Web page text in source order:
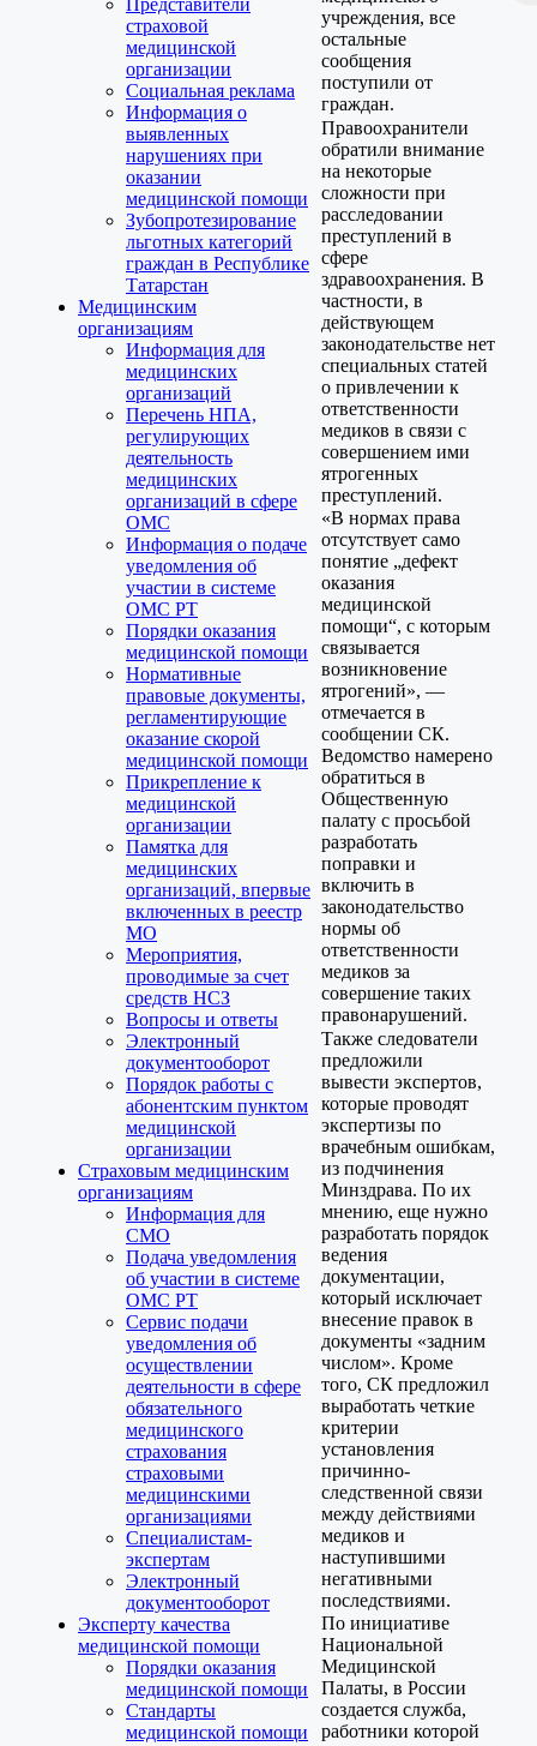
Представители
страховой
медицинской
организации
Социальная реклама
Информация о
выявленных
нарушениях при
оказании
медицинской помощи
Зубопротезирование
льготных категорий
граждан в Республике
Татарстан
Медицинским
организациям
Информация для
медицинских
организаций
Перечень НПА,
регулирующих
деятельность
медицинских
организаций в сфере
ОМС
Информация о подаче
уведомления об
участии в системе
ОМС РТ
Порядки оказания
медицинской помощи
Нормативные
правовые документы,
регламентирующие
оказание скорой
медицинской помощи
Прикрепление к
медицинской
организации
Памятка для
медицинских
организаций, впервые
включенных в реестр
МО
Мероприятия,
проводимые за счет
средств НСЗ
Вопросы и ответы
Электронный
документооборот
Порядок работы с
абонентским пунктом
медицинской
организации
Страховым медицинским
организациям
Информация для
СМО
Подача уведомления
об участии в системе
ОМС РТ
Сервис подачи
уведомления об
осуществлении
деятельности в сфере
обязательного
медицинского
страхования
страховыми
медицинскими
организациями
Специалистам-
экспертам
Электронный
документооборот
Эксперту качества
медицинской помощи
Порядки оказания
медицинской помощи
Стандарты
медицинской помощи
учреждения, все
остальные
сообщения
поступили от
граждан.
Правоохранители
обратили внимание
на некоторые
сложности при
расследовании
преступлений в
сфере
здравоохранения. В
частности, в
действующем
законодательстве нет
специальных статей
о привлечении к
ответственности
медиков в связи с
совершением ими
ятрогенных
преступлений.
«В нормах права
отсутствует само
понятие „дефект
оказания
медицинской
помощи“, с которым
связывается
возникновение
ятрогений», —
отмечается в
сообщении СК.
Ведомство намерено
обратиться в
Общественную
палату с просьбой
разработать
поправки и
включить в
законодательство
нормы об
ответственности
медиков за
совершение таких
правонарушений.
Также следователи
предложили
вывести экспертов,
которые проводят
экспертизы по
врачебным ошибкам,
из подчинения
Минздрава. По их
мнению, еще нужно
разработать порядок
ведения
документации,
который исключает
внесение правок в
документы «задним
числом». Кроме
того, СК предложил
выработать четкие
критерии
установления
причинно-
следственной связи
между действиями
медиков и
наступившими
негативными
последствиями.
По инициативе
Национальной
Медицинской
Палаты, в России
создается служба,
работники которой